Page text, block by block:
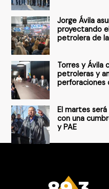
r
:
Jorge Ávila
proyectando
petrolera de
Torres y Ávila
petroleras y
perforaciones
El martes
con una
y PAE